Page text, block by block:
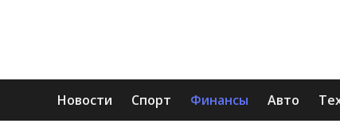
Новости Спорт Финансы Авто